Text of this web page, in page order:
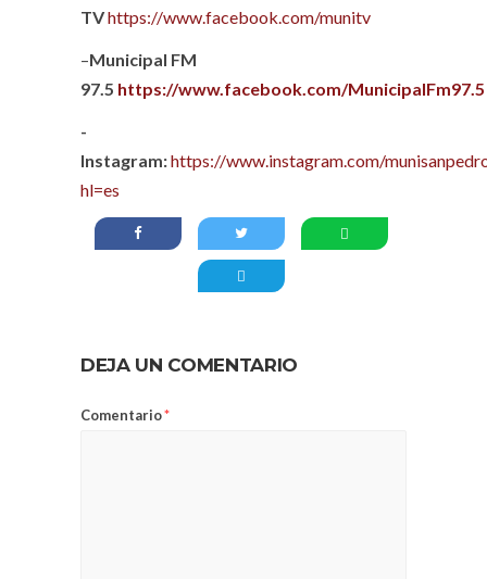
TVhttps://www.facebook.com/munitv
–Municipal FM
97.5 https://www.facebook.com/MunicipalFm97.5
-
Instagram:https://www.instagram.com/
hl=es
DEJA UN COMENTARIO
Comentario*